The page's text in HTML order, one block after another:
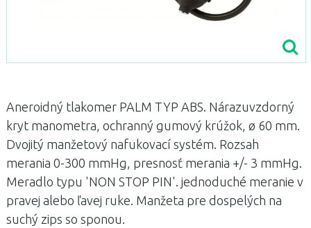
Aneroidný tlakomer PALM TYP ABS. Nárazuvzdorný
kryt manometra, ochranný gumový krúžok, ø 60 mm.
Dvojitý manžetový nafukovací systém. Rozsah
merania 0-300 mmHg, presnosť merania +/- 3 mmHg.
Meradlo typu 'NON STOP PIN'. jednoduché meranie v
pravej alebo ľavej ruke. Manžeta pre dospelých na
suchý zips so sponou.